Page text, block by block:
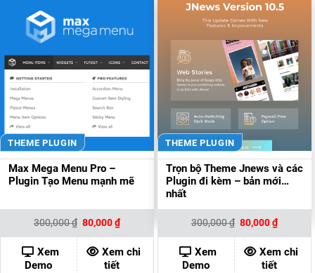
THEME PLUGIN
Max Mega Menu Pro –
Plugin Tạo Menu mạnh mẽ
300,000₫ Giá
gốc
là:
300,000 ₫.
80,000₫Giá
hiện
tại
là:
80,000 ₫.
Xem
Demo
Xem chi
tiết
THEME PLUGIN
Trọn bộ Theme Jnews và các
Plugin đi kèm – bản mới
nhất
300,000₫ Giá
gốc
là:
300,000 ₫.
80,000₫Giá
hiện
tại
là:
80,000
Xem
Demo
Xem chi
tiết